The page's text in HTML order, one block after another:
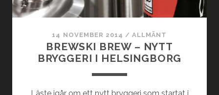
14 NOVEMBER 2014 /ALLMÄNT
BREWSKI BREW – NYTT
BRYGGERI I HELSINGBORG